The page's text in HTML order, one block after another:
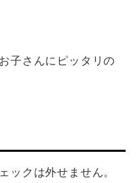
子さんにピッタリの
ックは外せません。